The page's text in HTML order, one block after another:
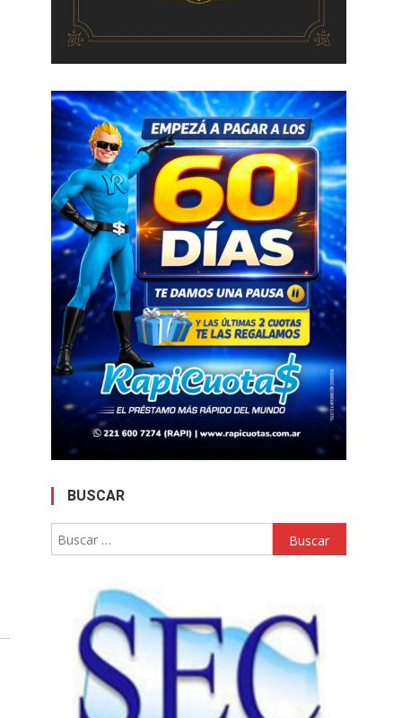
BUSCAR
Buscar: